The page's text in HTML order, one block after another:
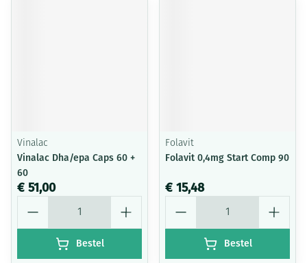
Vinalac
Vinalac Dha/epa Caps 60 +
60
€ 51,00
Bestel
Folavit
Folavit 0,4mg Start Comp 90
€ 15,48
Bestel